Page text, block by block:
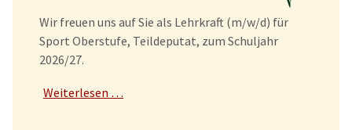
Wir freuen uns auf Sie als Lehrkraft (m/w/d) für
Sport Oberstufe, Teildeputat, zum Schuljahr
2026/27.
Weiterlesen …